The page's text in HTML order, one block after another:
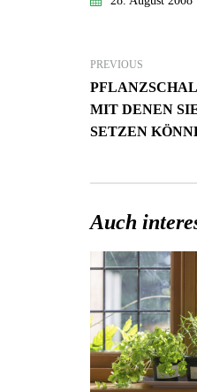
PREVIOUS
MIT DENEN
SETZEN
Auch